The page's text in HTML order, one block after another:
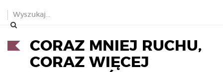
CORAZ MNIEJ RUCHU,
CORAZ WIĘCEJ